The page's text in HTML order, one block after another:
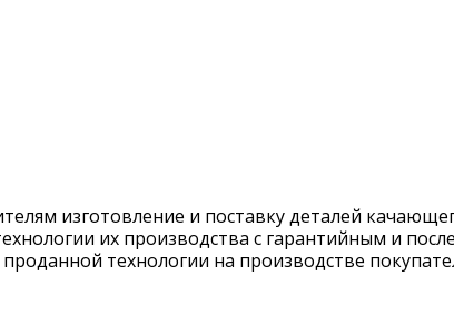
изготовление и поставку деталей
их производства с гарантийным и
технологии на производстве